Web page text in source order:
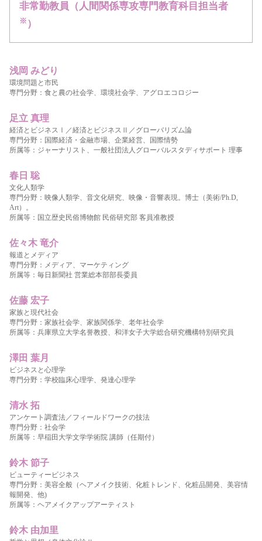
非常勤教員（人間関係専攻専門教育科目担当者
※ ）
浅岡 みどり
環境問題と市民
専門分野：食と農の社会学、環境社会学、アグロエコロジー
足立 真理
経済とビジネスⅠ／経済とビジネスⅡ／グローバリズム論
専門分野：国際経済・金融市場、企業経営、国際情勢
所属等：ジャーナリスト、一般社団法人グローバルスタディサポート 理事
春日 聡
文化人類学
専門分野：映像人類学、音文化研究、映像・音響表現。博士（美術/Ph.D,
Art）。
所属等：国立歴史民俗博物館 民俗研究部 客員准教授
佐々木 竜介
報道とメディア
専門分野：メディア、マーケティング
所属等：毎日新聞社 営業総本部部長委員
佐藤 宏子
家族と現代社会
専門分野：家族社会学、家族関係学、老年社会学
所属等：兵庫県立大学名誉教授、和洋女子大学総合研究機構特別研究員
澤田 葉月
ビジネスと心理学
専門分野：学校臨床心理学、発達心理学
清水 拓
アンケート調査法／フィールドワークの技法
専門分野：社会学
所属等：早稲田大学文学学術院 講師（任期付）
鈴木 節子
ビューティービジネス
専門分野：美容全般（ヘアメイク技術、化粧トレンド、化粧品開発、美容情
報開発、他)
所属等：ヘアメイクアップアーティスト
鈴木 由加里